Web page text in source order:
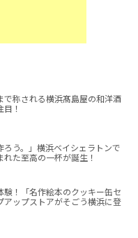
で称される横浜髙島屋の和洋酒
！
ろう。」横浜ベイシェラトンで
た至高の一杯が誕生！
！「名作絵本のクッキー缶セ
アップストアがそごう横浜に登